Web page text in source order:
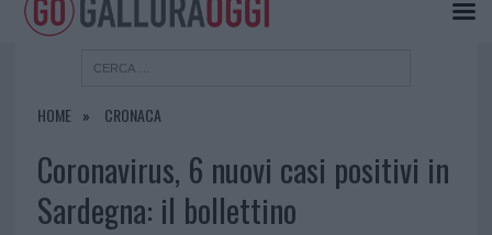
HOME CRONACA
Coronavirus, 6 nuovi casi positivi in
Sardegna: il bollettino